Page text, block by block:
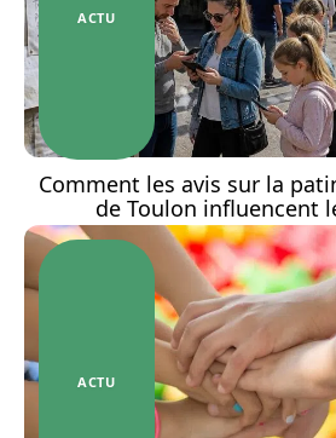
ACTU
Comment les avis sur la
de Toulon influencent
ACTU